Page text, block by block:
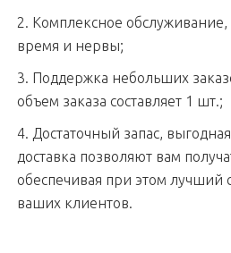
2. Комплексное
время и нервы;
3. Поддержка небольших
объем заказа составляет 1 шт.;
4. Достаточный запас,
доставка позволяют вам
обеспечивая при этом лучший
ваших клиентов.